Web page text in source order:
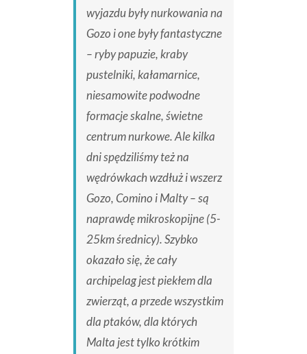
wyjazdu były nurkowania na
Gozo i one były fantastyczne
– ryby papuzie, kraby
pustelniki, kałamarnice,
niesamowite podwodne
formacje skalne, świetne
centrum nurkowe. Ale kilka
dni spędziliśmy też na
wędrówkach wzdłuż i wszerz
Gozo, Comino i Malty – są
naprawdę mikroskopijne (5-
25km średnicy). Szybko
okazało się, że cały
archipelag jest piekłem dla
zwierząt, a przede wszystkim
dla ptaków, dla których
Malta jest tylko krótkim